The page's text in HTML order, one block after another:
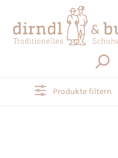
Produkte filtern